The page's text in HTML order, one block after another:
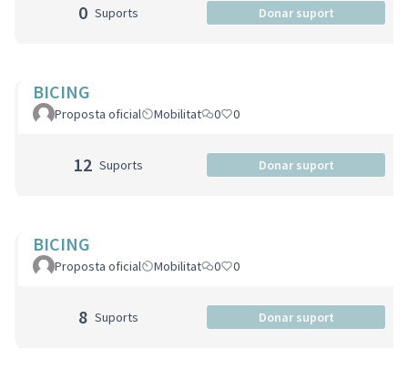
0 Suports Donar suport
BICING
Proposta oficial Mobilitat 0 0
12 Suports Donar suport
BICING
Proposta oficial Mobilitat 0 0
8 Suports Donar suport